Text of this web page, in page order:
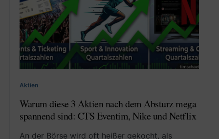
Aktien
Warum diese 3 Aktien nach dem Absturz mega
spannend sind: CTS Eventim, Nike und Netflix
An der Börse wird oft heißer gekocht, als